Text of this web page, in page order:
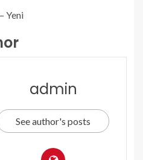
Yeni
admin
See author's posts